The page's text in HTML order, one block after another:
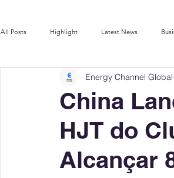
All Posts Highlight Latest News
Company Rankings Market Leaders
Energy Storage Ranking United States Policy
Geopolitics
China
HJT do
Alcançar
Energy Channel Global